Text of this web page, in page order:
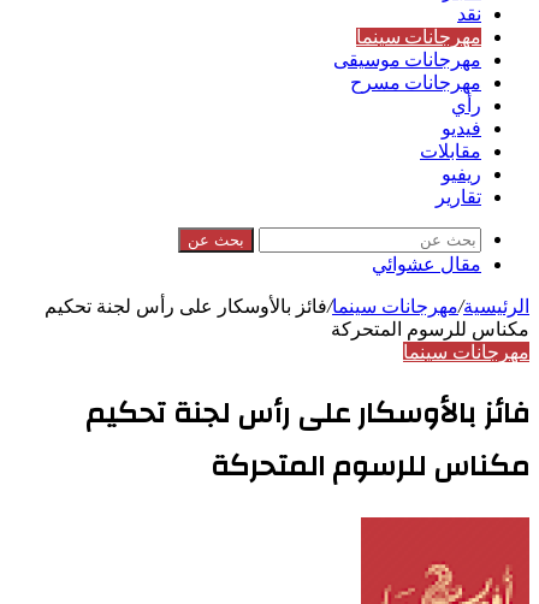
نقد
مهرجانات سينما
مهرجانات موسيقى
مهرجانات مسرح
رأي
فيديو
مقابلات
ريفيو
تقارير
بحث عن
مقال عشوائي
الرئيسية/مهرجانات سينما/فائز بالأوسكار على رأس لجنة تحكيم
مكناس للرسوم المتحركة
مهرجانات سينما
فائز بالأوسكار على رأس لجنة تحكيم
مكناس للرسوم المتحركة